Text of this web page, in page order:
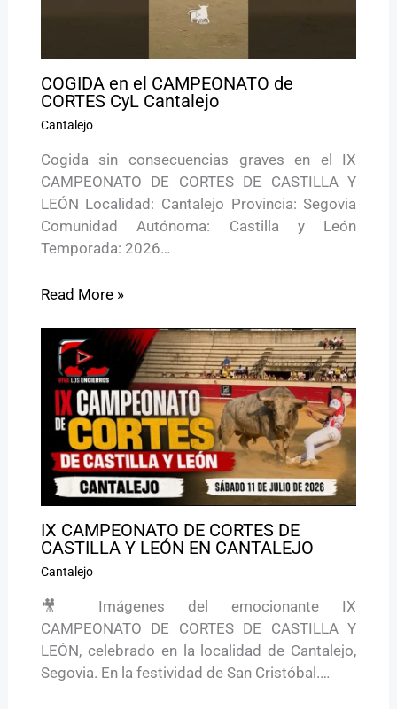
COGIDA en el CAMPEONATO de
CORTES CyL Cantalejo
Cantalejo
Cogida sin consecuencias graves en el IX
CAMPEONATO DE CORTES DE CASTILLA Y
LEÓN Localidad: Cantalejo Provincia: Segovia
Comunidad Autónoma: Castilla y León
Temporada: 2026…
Read More »
IX CAMPEONATO DE CORTES DE
CASTILLA Y LEÓN EN CANTALEJO
Cantalejo
🎥 Imágenes del emocionante IX
CAMPEONATO DE CORTES DE CASTILLA Y
LEÓN, celebrado en la localidad de Cantalejo,
Segovia. En la festividad de San Cristóbal.…